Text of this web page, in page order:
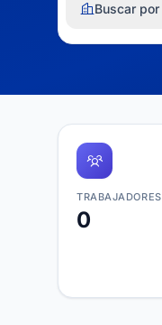
Buscar por
TRABAJADORES
0